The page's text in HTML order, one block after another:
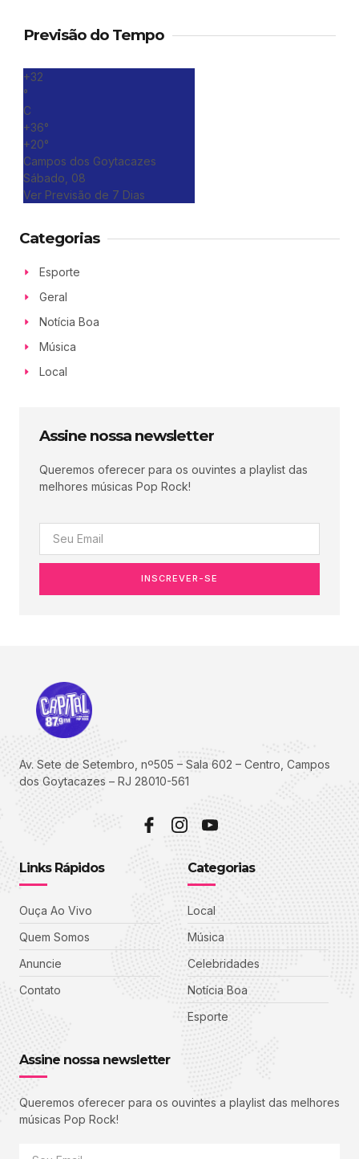
Previsão do Tempo
+32
°
C
+36°
+20°
Campos dos Goytacazes
Sábado, 08
Ver Previsão de 7 Dias
Categorias
Esporte
Geral
Notícia Boa
Música
Local
Assine nossa newsletter
Queremos oferecer para os ouvintes a playlist das
melhores músicas Pop Rock!
INSCREVER-SE
Av. Sete de Setembro, nº505 – Sala 602 – Centro, Campos
dos Goytacazes – RJ 28010-561
Links Rápidos
Ouça Ao Vivo
Quem Somos
Anuncie
Contato
Categorias
Local
Música
Celebridades
Notícia Boa
Esporte
Assine nossa newsletter
Queremos oferecer para os ouvintes a playlist das melhores
músicas Pop Rock!